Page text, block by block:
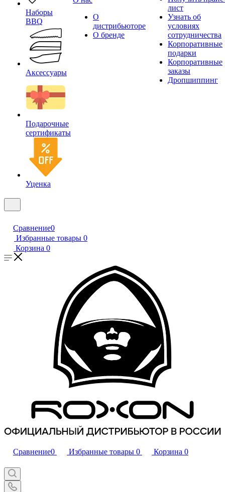
Наборы
BBQ
Аксессуары
Подарочные
сертификаты
Уценка
О
дистрибьюторе
О бренде
лист
Узнать об
условиях
сотрудничества
Корпоративные
подарки
Корпоративные
заказы
Дропшиппинг
Сравнение0
Избранные товары 0
Корзина 0
Сравнение0 Избранные товары 0 Корзина 0